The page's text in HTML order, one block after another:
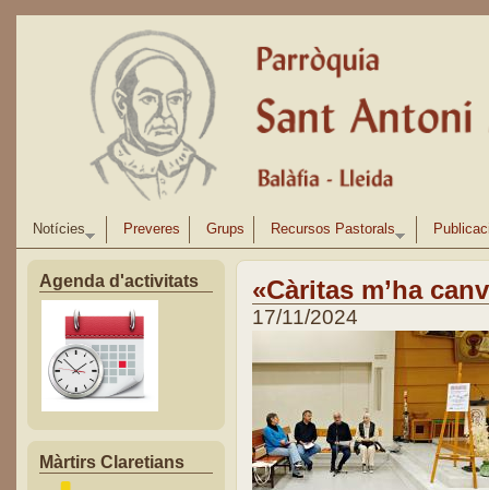
Notícies Preveres Grups Recursos Pastorals
Agenda d'activitats
Màrtirs Claretians
«Càritas m’ha
17/11/2024